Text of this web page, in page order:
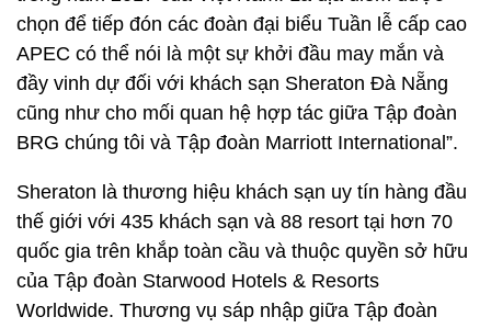
chọn để tiếp đón các đoàn đại biểu Tuần lễ cấp cao
APEC có thể nói là một sự khởi đầu may mắn và
đầy vinh dự đối với khách sạn Sheraton Đà Nẵng
cũng như cho mối quan hệ hợp tác giữa Tập đoàn
BRG chúng tôi và Tập đoàn Marriott International”.
Sheraton là thương hiệu khách sạn uy tín hàng đầu
thế giới với 435 khách sạn và 88 resort tại hơn 70
quốc gia trên khắp toàn cầu và thuộc quyền sở hữu
của Tập đoàn Starwood Hotels & Resorts
Worldwide. Thương vụ sáp nhập giữa Tập đoàn